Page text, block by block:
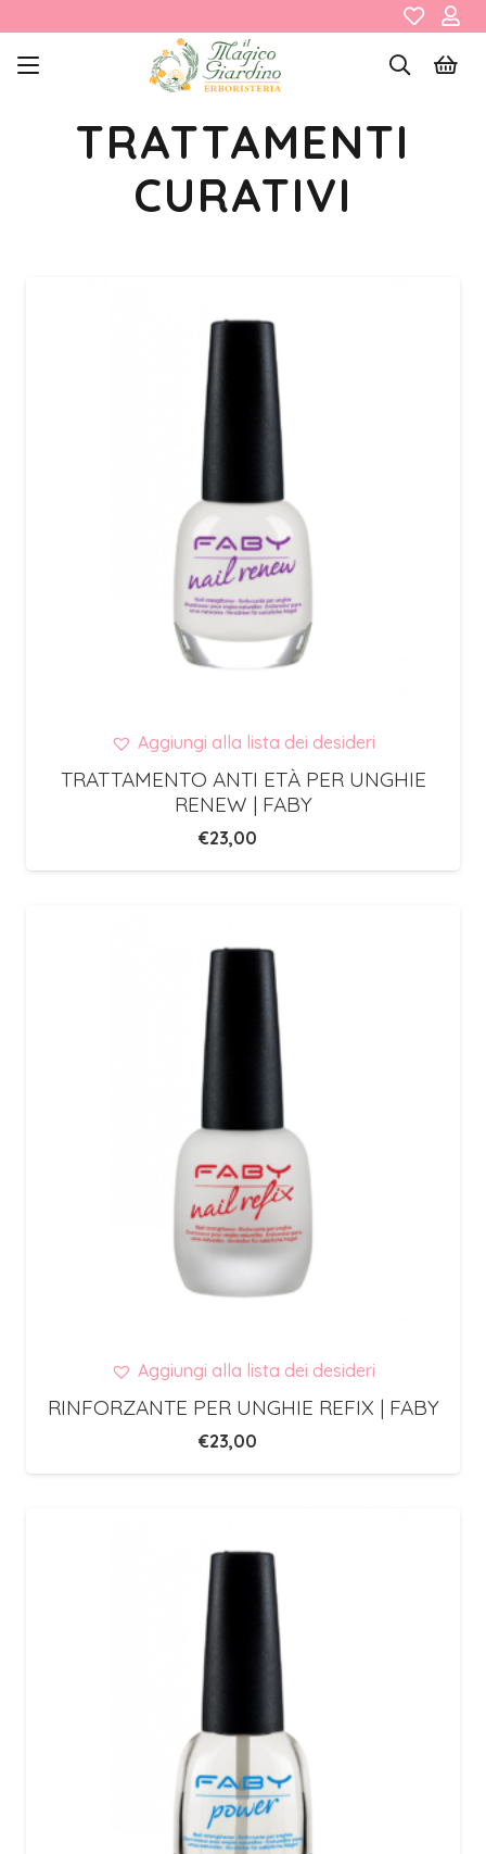
TRATTAMENTI
CURATIVI
Aggiungi alla lista dei desideri
TRATTAMENTO ANTI ETÀ PER UNGHIE
RENEW | FABY
€23,00
Aggiungi alla lista dei desideri
RINFORZANTE PER UNGHIE REFIX | FABY
€23,00